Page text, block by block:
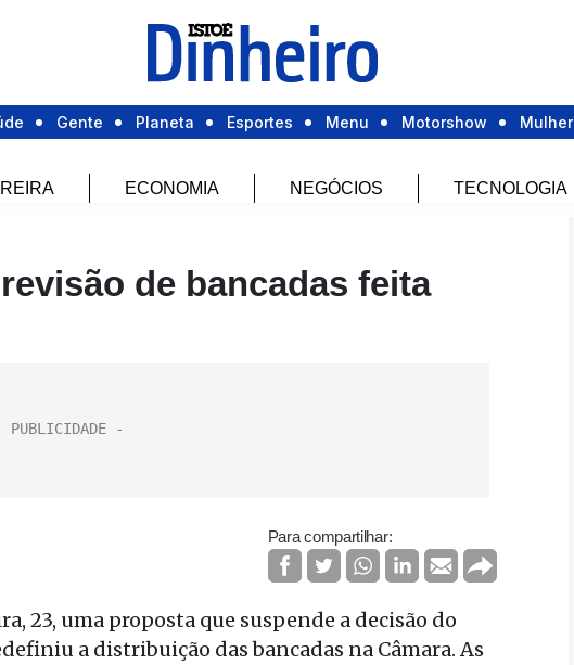
Gente Planeta Esportes Menu Motorshow Mulher
ECONOMIA NEGÓCIOS TECNOLOGIA
de bancadas feita
Para compartilhar:
23, uma proposta que suspende a decisão do
a distribuição das bancadas na Câmara. As